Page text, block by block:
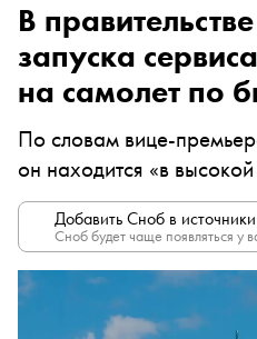
В
запуска
на самолет по
По словам вице-
он находится «в высокой
Добавить Сноб в
Сноб будет чаще появляться у